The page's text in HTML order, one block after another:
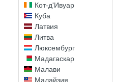
Кот-д'Ивуар
Куба
Латвия
Литва
Люксембург
Мадагаскар
Малави
Малайзия